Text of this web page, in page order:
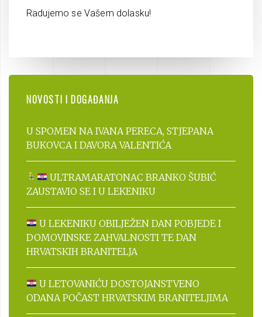
Radujemo se Vašem dolasku!
NOVOSTI I DOGAĐANJA
U SPOMEN NA IVANA PERECA, STJEPANA
BUKOVCA I DAVORA VALENTIĆA
ULTRAMARATONAC BRANKO ŠUBIĆ
ZAUSTAVIO SE I U LEKENIKU
U LEKENIKU OBILJEŽEN DAN POBJEDE I
DOMOVINSKE ZAHVALNOSTI TE DAN
HRVATSKIH BRANITELJA
U LETOVANIĆU DOSTOJANSTVENO
ODANA POČAST HRVATSKIM BRANITELJIMA